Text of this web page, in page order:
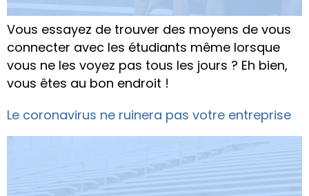
Vous essayez de trouver des moyens de vous
connecter avec les étudiants même lorsque
vous ne les voyez pas tous les jours ? Eh bien,
vous êtes au bon endroit !
Le coronavirus ne ruinera pas votre entreprise